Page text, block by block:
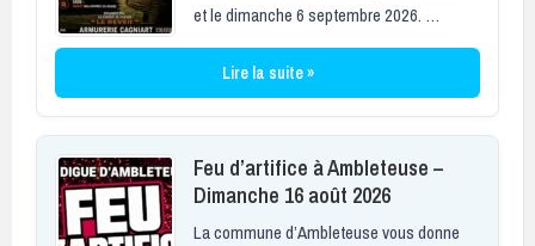
et le dimanche 6 septembre 2026. …
Lire la suite »
Feu d’artifice à Ambleteuse –
Dimanche 16 août 2026
La commune d’Ambleteuse vous donne